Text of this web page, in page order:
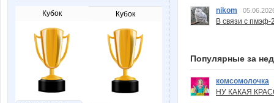
Кубок Кубок
nikom
В связи с пмэф-
Популярные за
комсомолочка
НУ КАКАЯ